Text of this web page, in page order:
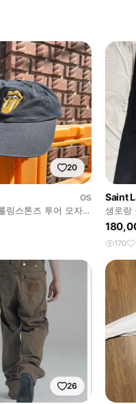
20
OS
즈 투어 모자
Saint
생로랑
170
26